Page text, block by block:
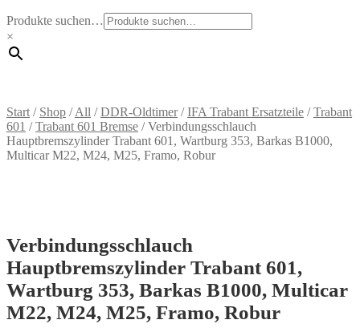
Produkte suchen…
×
Start / Shop /All /DDR-Oldtimer/IFA Trabant Ersatzteile /Trabant
601 /Trabant 601 Bremse /Verbindungsschlauch
Hauptbremszylinder Trabant 601, Wartburg 353, Barkas B1000,
Multicar M22, M24, M25, Framo, Robur
Verbindungsschlauch
Hauptbremszylinder Trabant 601,
Wartburg 353, Barkas B1000, Multicar
M22, M24, M25, Framo, Robur